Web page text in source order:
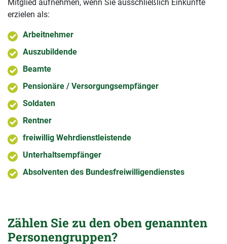
Mitglied aufnehmen, wenn Sie ausschließlich Einkünfte
erzielen als:
Arbeitnehmer
Auszubildende
Beamte
Pensionäre / Versorgungsempfänger
Soldaten
Rentner
freiwillig Wehrdienstleistende
Unterhaltsempfänger
Absolventen des Bundesfreiwilligendienstes
Zählen Sie zu den oben genannten
Personengruppen?